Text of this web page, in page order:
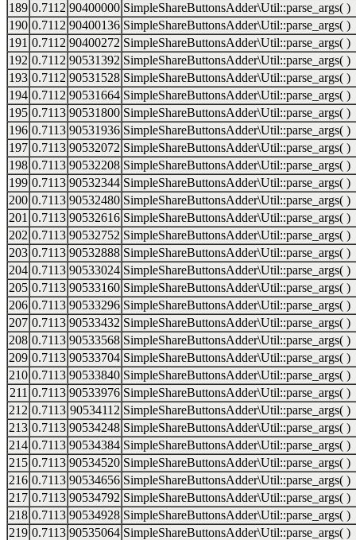
189 0.7112 90400000 SimpleShareButtonsAdder\Util::parse_args( )
190 0.7112 90400136 SimpleShareButtonsAdder\Util::parse_args( )
191 0.7112 90400272 SimpleShareButtonsAdder\Util::parse_args( )
192 0.7112 90531392 SimpleShareButtonsAdder\Util::parse_args( )
193 0.7112 90531528 SimpleShareButtonsAdder\Util::parse_args( )
194 0.7112 90531664 SimpleShareButtonsAdder\Util::parse_args( )
195 0.7113 90531800 SimpleShareButtonsAdder\Util::parse_args( )
196 0.7113 90531936 SimpleShareButtonsAdder\Util::parse_args( )
197 0.7113 90532072 SimpleShareButtonsAdder\Util::parse_args( )
198 0.7113 90532208 SimpleShareButtonsAdder\Util::parse_args( )
199 0.7113 90532344 SimpleShareButtonsAdder\Util::parse_args( )
200 0.7113 90532480 SimpleShareButtonsAdder\Util::parse_args( )
201 0.7113 90532616 SimpleShareButtonsAdder\Util::parse_args( )
202 0.7113 90532752 SimpleShareButtonsAdder\Util::parse_args( )
203 0.7113 90532888 SimpleShareButtonsAdder\Util::parse_args( )
204 0.7113 90533024 SimpleShareButtonsAdder\Util::parse_args( )
205 0.7113 90533160 SimpleShareButtonsAdder\Util::parse_args( )
206 0.7113 90533296 SimpleShareButtonsAdder\Util::parse_args( )
207 0.7113 90533432 SimpleShareButtonsAdder\Util::parse_args( )
208 0.7113 90533568 SimpleShareButtonsAdder\Util::parse_args( )
209 0.7113 90533704 SimpleShareButtonsAdder\Util::parse_args( )
210 0.7113 90533840 SimpleShareButtonsAdder\Util::parse_args( )
211 0.7113 90533976 SimpleShareButtonsAdder\Util::parse_args( )
212 0.7113 90534112 SimpleShareButtonsAdder\Util::parse_args( )
213 0.7113 90534248 SimpleShareButtonsAdder\Util::parse_args( )
214 0.7113 90534384 SimpleShareButtonsAdder\Util::parse_args( )
215 0.7113 90534520 SimpleShareButtonsAdder\Util::parse_args( )
216 0.7113 90534656 SimpleShareButtonsAdder\Util::parse_args( )
217 0.7113 90534792 SimpleShareButtonsAdder\Util::parse_args( )
218 0.7113 90534928 SimpleShareButtonsAdder\Util::parse_args( )
219 0.7113 90535064 SimpleShareButtonsAdder\Util::parse_args( )